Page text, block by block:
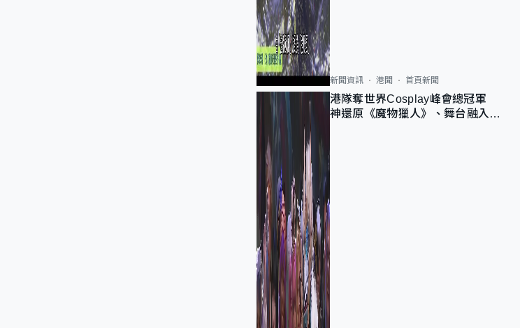
新聞資訊 港聞 首頁新聞
港隊奪世界Cosplay峰會總冠軍
神還原《魔物獵人》、舞台融入獅